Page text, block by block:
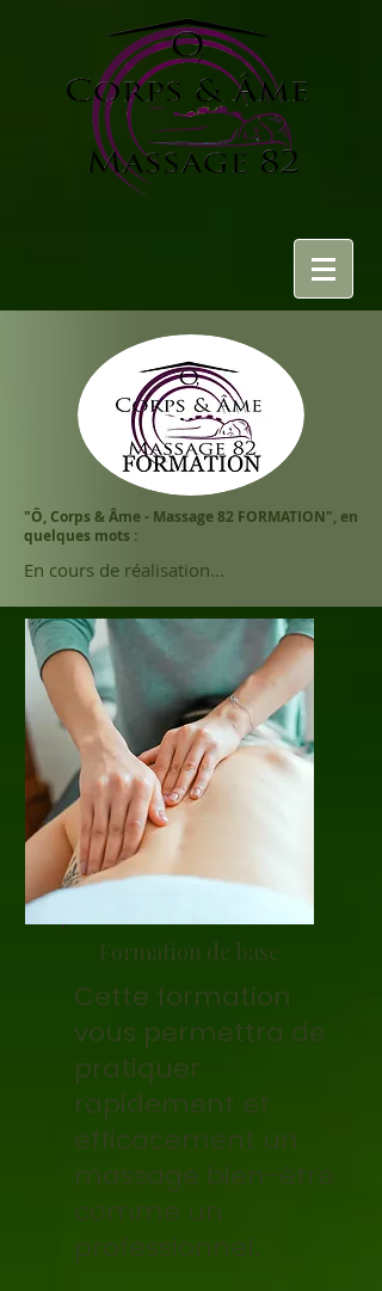
"Ô, Corps & Âme - Massage 82 FORMATION", en
quelques mots :
En cours de réalisation...
Formation de base
Cette formation
vous permettra de
pratiquer
rapidement et
efficacement un
massage bien-être
comme un
professionnel.